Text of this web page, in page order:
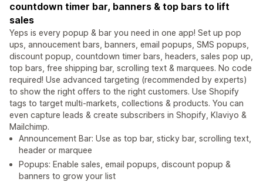
countdown timer bar, banners & top bars to lift
sales
Yeps is every popup & bar you need in one app! Set up pop
ups, annoucement bars, banners, email popups, SMS popups,
discount popup, countdown timer bars, headers, sales pop up,
top bars, free shipping bar, scrolling text & marquees. No code
required! Use advanced targeting (recommended by experts)
to show the right offers to the right customers. Use Shopify
tags to target multi-markets, collections & products. You can
even capture leads & create subscribers in Shopify, Klaviyo &
Mailchimp.
Announcement Bar: Use as top bar, sticky bar, scrolling text,
header or marquee
Popups: Enable sales, email popups, discount popup &
banners to grow your list